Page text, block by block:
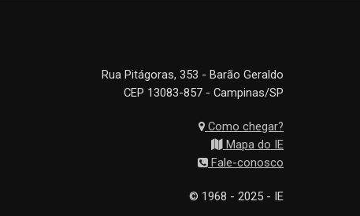
Rua Pitágoras, 353 - Barão Geraldo
CEP 13083-857 - Campinas/SP
Como chegar?
Mapa do IE
Fale-conosco
© 1968 - 2025 - IE